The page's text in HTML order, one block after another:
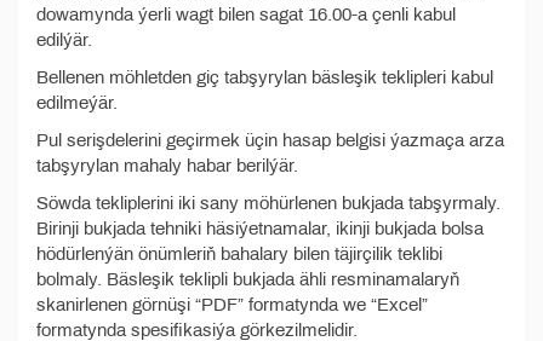
dowamynda ýerli wagt bilen sagat 16.00-a çenli kabul
edilýär.
Bellenen möhletden giç tabşyrylan bäsleşik teklipleri kabul
edilmeýär.
Pul serişdelerini geçirmek üçin hasap belgisi ýazmaça arza
tabşyrylan mahaly habar berilýär.
Söwda tekliplerini iki sany möhürlenen bukjada tabşyrmaly.
Birinji bukjada tehniki häsiýetnamalar, ikinji bukjada bolsa
hödürlenýän önümleriň bahalary bilen täjirçilik teklibi
bolmaly. Bäsleşik teklipli bukjada ähli resminamalaryň
skanirlenen görnüşi “PDF” formatynda we “Excel”
formatynda spesifikasiýa görkezilmelidir.